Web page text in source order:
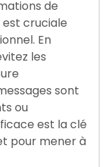
de
cruciale
En
les
sont
ou
est la clé
pour mener à